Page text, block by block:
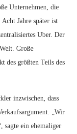
Unternehmen, die
Jahre später ist
Uber. Der
Große
des größten Teils des
inzwischen, dass
„Wir
sagte ein ehemaliger